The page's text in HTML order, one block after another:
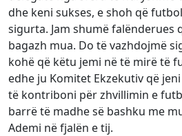
dhe keni sukses, e shoh që
sigurta. Jam shumë falënderues
bagazh mua. Do të vazhdojmë
kohë që këtu jemi në të mirë të
edhe ju Komitet Ekzekutiv që
të kontriboni për zhvillimin e
barrë të madhe së bashku me
Ademi në fjalën e tij.